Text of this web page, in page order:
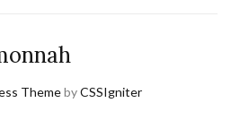
ThemebyCSSIgniter